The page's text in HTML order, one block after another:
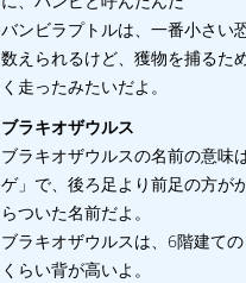
バンビラプトルは、一番小さい
数えられるけど、獲物を捕るた
く走ったみたいだよ。
ブラキオザウルス
ブラキオザウルスの名前の意味
ゲ」で、後ろ足より前足の方が
らついた名前だよ。
ブラキオザウルスは、6階建て
くらい背が高いよ。